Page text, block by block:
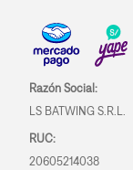
Razón Social:
LS BATWING S.R.L.
RUC:
20605214038